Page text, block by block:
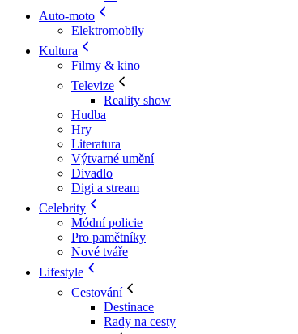
Auto-moto
Elektromobily
Kultura
Filmy & kino
Televize
Reality show
Hudba
Hry
Literatura
Výtvarné umění
Divadlo
Digi a stream
Celebrity
Módní policie
Pro pamětníky
Nové tváře
Lifestyle
Cestování
Destinace
Rady na cesty